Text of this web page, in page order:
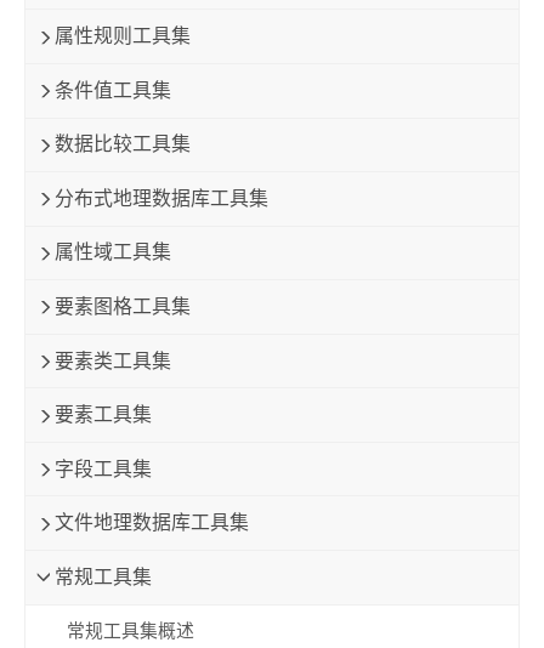
属性规则工具集
条件值工具集
数据比较工具集
分布式地理数据库工具集
属性域工具集
要素图格工具集
要素类工具集
要素工具集
字段工具集
文件地理数据库工具集
常规工具集
常规工具集概述